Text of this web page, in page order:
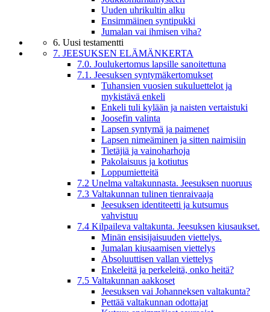
Uuden uhrikultin alku
Ensimmäinen syntipukki
Jumalan vai ihmisen viha?
6. Uusi testamentti
7. JEESUKSEN ELÄMÄNKERTA
7.0. Joulukertomus lapsille sanoitettuna
7.1. Jeesuksen syntymäkertomukset
Tuhansien vuosien sukuluettelot ja
mykistävä enkeli
Enkeli tuli kylään ja naisten vertaistuki
Joosefin valinta
Lapsen syntymä ja paimenet
Lapsen nimeäminen ja sitten naimisiin
Tietäjiä ja vainoharhoja
Pakolaisuus ja kotiutus
Loppumietteitä
7.2 Unelma valtakunnasta. Jeesuksen nuoruus
7.3 Valtakunnan tulinen tienraivaaja
Jeesuksen identiteetti ja kutsumus
vahvistuu
7.4 Kilpaileva valtakunta. Jeesuksen kiusaukset.
Minän ensisijaisuuden viettelys.
Jumalan kiusaamisen viettelys
Absoluuttisen vallan viettelys
Enkeleitä ja perkeleitä, onko heitä?
7.5 Valtakunnan aakkoset
Jeesuksen vai Johanneksen valtakunta?
Pettää valtakunnan odottajat